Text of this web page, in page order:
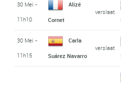
30 Mei -
11h10
Alizé
Cornet
verslaat
30 Mei -
11h15
Carla
Suárez Navarro
verslaat